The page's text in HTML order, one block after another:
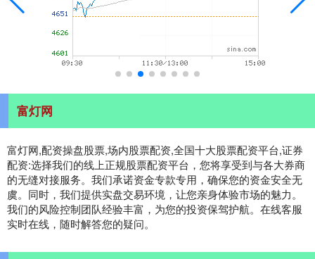
富灯网
富灯网,配资操盘股票,场内股票配资,全国十大股票配资平台,证券
配资:选择我们的线上正规股票配资平台，您将享受到与各大券商
的无缝对接服务。我们承诺资金专款专用，确保您的资金安全无
虞。同时，我们提供实盘交易环境，让您亲身体验市场的魅力。
我们的风险控制团队经验丰富，为您的投资保驾护航。在线客服
实时在线，随时解答您的疑问。